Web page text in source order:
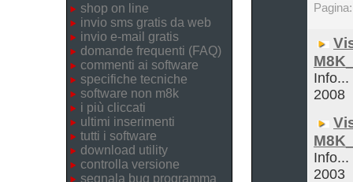
shop on line
invio sms gratis da web
invio e-mail gratis
domande frequenti (FAQ)
commenti ai software
specifiche tecniche
software non m8k
i più cliccati
ultimi inserimenti
tutti i software
download utility
controlla versione
segnala bug programma
Info...
2008
Info...
2003